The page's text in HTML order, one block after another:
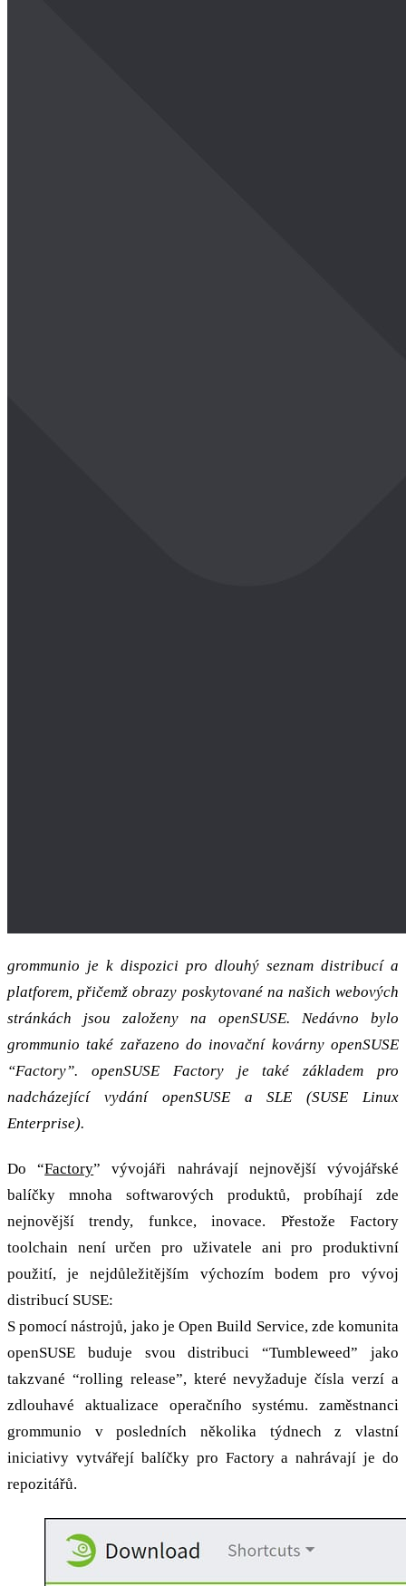
grommunio je k dispozici pro dlouhý seznam distribucí a
platforem, přičemž obrazy poskytované na našich webových
stránkách jsou založeny na openSUSE. Nedávno bylo
grommunio také zařazeno do inovační kovárny openSUSE
“Factory”. openSUSE Factory je také základem pro
nadcházející vydání openSUSE a SLE (SUSE Linux
Enterprise).
Do “Factory” vývojáři nahrávají nejnovější vývojářské
balíčky mnoha softwarových produktů, probíhají zde
nejnovější trendy, funkce, inovace. Přestože Factory
toolchain není určen pro uživatele ani pro produktivní
použití, je nejdůležitějším výchozím bodem pro vývoj
distribucí SUSE:
S pomocí nástrojů, jako je Open Build Service, zde komunita
openSUSE buduje svou distribuci “Tumbleweed” jako
takzvané “rolling release”, které nevyžaduje čísla verzí a
zdlouhavé aktualizace operačního systému. zaměstnanci
grommunio v posledních několika týdnech z vlastní
iniciativy vytvářejí balíčky pro Factory a nahrávají je do
repozitářů.